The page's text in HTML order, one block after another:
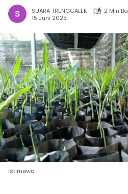
SUARA TRENGGALEK
2 Min
15 Juni 2025
Istimewa